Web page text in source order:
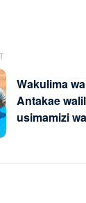
Wakulima
Antakae
usimamizi